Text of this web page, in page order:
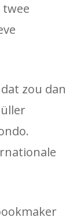
twee
zou dan